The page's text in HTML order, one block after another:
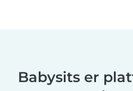
Babysits er